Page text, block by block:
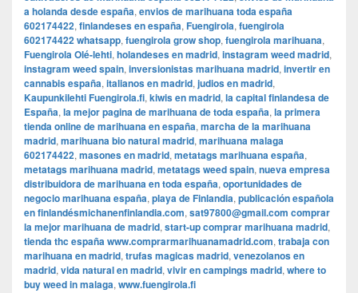
a holanda desde españa, envios de marihuana toda españa
602174422, finlandeses en españa, Fuengirola, fuengirola
602174422 whatsapp, fuengirola grow shop, fuengirola marihuana,
Fuengirola Olé-lehti, holandeses en madrid, instagram weed madrid,
instagram weed spain, inversionistas marihuana madrid, invertir en
cannabis españa, italianos en madrid, judios en madrid,
Kaupunkilehti Fuengirola.fi, kiwis en madrid, la capital finlandesa de
España, la mejor pagina de marihuana de toda españa, la primera
tienda online de marihuana en españa, marcha de la marihuana
madrid, marihuana bio natural madrid, marihuana malaga
602174422, masones en madrid, metatags marihuana españa,
metatags marihuana madrid, metatags weed spain, nueva empresa
distribuidora de marihuana en toda españa, oportunidades de
negocio marihuana españa, playa de Finlandia, publicación española
en finlandésmichanenfinlandia.com, sat97800@gmail.com comprar
la mejor marihuana de madrid, start-up comprar marihuana madrid,
tienda thc españa www.comprarmarihuanamadrid.com, trabaja con
marihuana en madrid, trufas magicas madrid, venezolanos en
madrid, vida natural en madrid, vivir en campings madrid, where to
buy weed in malaga, www.fuengirola.fi